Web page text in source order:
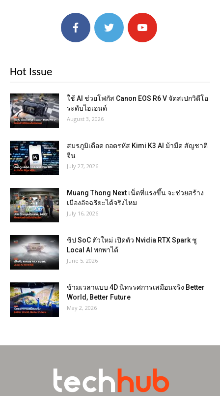
Hot Issue
ใช้ AI ช่วยโฟกัส Canon EOS R6 V จัดสเปกวิดีโอ
ระดับไฮเอนด์
August 3, 2026
สมรภูมิเดือด ถอดรหัส Kimi K3 AI ม้ามืด สัญชาติ
จีน
July 27, 2026
Muang Thong Next เน็ตที่แรงขึ้น จะช่วยสร้าง
เมืองอัจฉริยะได้จริงไหม
July 16, 2026
ชิป SoC ตัวใหม่ เปิดตัว Nvidia RTX Spark ชู
Local AI พกพาได้
June 5, 2026
ข้ามเวลาแบบ 4D นิทรรศการเสมือนจริง Better
World, Better Future
May 2, 2026